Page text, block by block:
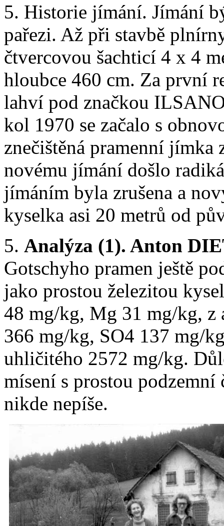
5. Historie jímání. Jímání
pařezi. Až při stavbě
čtvercovou šachticí 4 x 4
hloubce 460 cm. Za první
lahví pod značkou
kol 1970 se začalo s
znečištěná pramenní jímka
novému jímání došlo
jímáním byla zrušena a
kyselka asi 20 metrů od
5. Analýza (1). Anton
Gotschyho pramen ještě
jako prostou železitou
48 mg/kg, Mg 31 mg/kg, z
366 mg/kg, SO4 137 mg/
uhličitého 2572 mg/kg.
mísení s prostou
nikde nepíše.